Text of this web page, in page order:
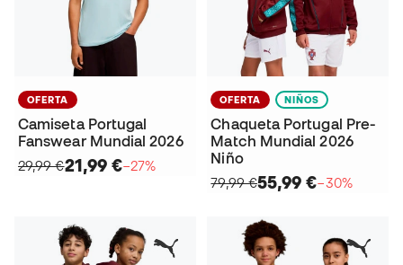
OFERTA
Camiseta Portugal
Fanswear Mundial 2026
29,99 €21,99 €−27%
OFERTA NIÑOS
Chaqueta Portugal Pre-
Match Mundial 2026
Niño
79,99 €55,99 €−30%